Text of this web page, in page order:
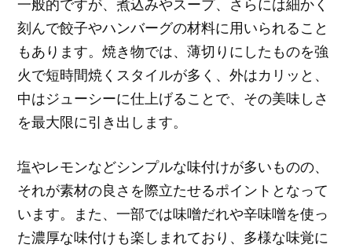
一般的ですが、煮込みやスープ、さらには細かく
刻んで餃子やハンバーグの材料に用いられること
もあります。焼き物では、薄切りにしたものを強
火で短時間焼くスタイルが多く、外はカリッと、
中はジューシーに仕上げることで、その美味しさ
を最大限に引き出します。
塩やレモンなどシンプルな味付けが多いものの、
それが素材の良さを際立たせるポイントとなって
います。また、一部では味噌だれや辛味噌を使っ
た濃厚な味付けも楽しまれており、多様な味覚に